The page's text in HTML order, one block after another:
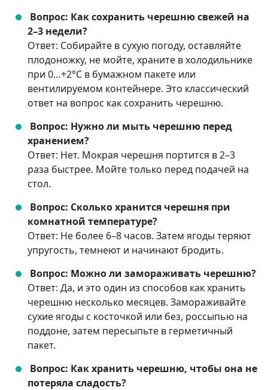
Вопрос: Как сохранить черешню свежей на
2–3 недели?
Ответ: Собирайте в сухую погоду, оставляйте
плодоножку, не мойте, храните в холодильнике
при 0…+2°C в бумажном пакете или
вентилируемом контейнере. Это классический
ответ на вопрос как сохранить черешню.
Вопрос: Нужно ли мыть черешню перед
хранением?
Ответ: Нет. Мокрая черешня портится в 2–3
раза быстрее. Мойте только перед подачей на
стол.
Вопрос: Сколько хранится черешня при
комнатной температуре?
Ответ: Не более 6–8 часов. Затем ягоды теряют
упругость, темнеют и начинают бродить.
Вопрос: Можно ли замораживать черешню?
Ответ: Да, и это один из способов как хранить
черешню несколько месяцев. Замораживайте
сухие ягоды с косточкой или без, россыпью на
поддоне, затем пересыпьте в герметичный
пакет.
Вопрос: Как хранить черешню, чтобы она не
потеряла сладость?